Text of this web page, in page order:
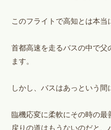
このフライトで高知とは本当
首都高速を走るバスの中で父
ます。
しかし、バスはあっという間
臨機応変に柔軟にその時の
戻りの道はもうないのだと、